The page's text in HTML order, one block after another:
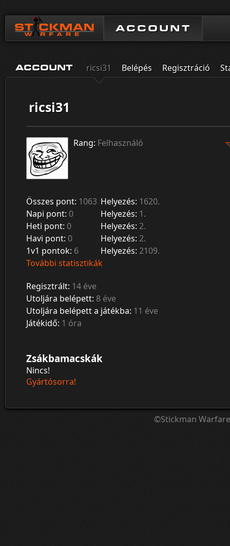
ACCOUNT
ACCOUNT ricsi31 Belépés Regisztráció
ricsi31
Rang: Felhasználó
Összes pont: 1063 Helyezés: 1620.
Napi pont: 0 Helyezés: 1.
Heti pont: 0 Helyezés: 2.
Havi pont: 0 Helyezés: 2.
1v1 pontok: 6 Helyezés: 2109.
További statisztikák
Regisztrált: 14 éve
Utoljára belépett: 8 éve
Utoljára belépett a játékba: 11 éve
Játékidő: 1 óra
Zsákbamacskák
Nincs!
Gyártósorra!
©Stickman Warfare